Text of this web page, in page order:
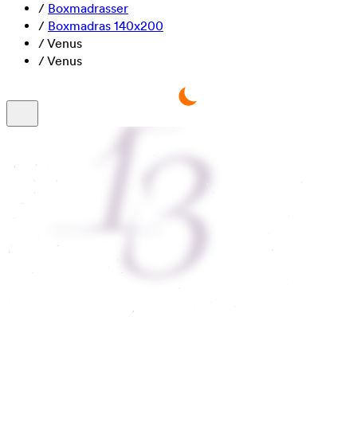
/ Boxmadrasser
/ Boxmadras 140x200
/Venus
/Venus